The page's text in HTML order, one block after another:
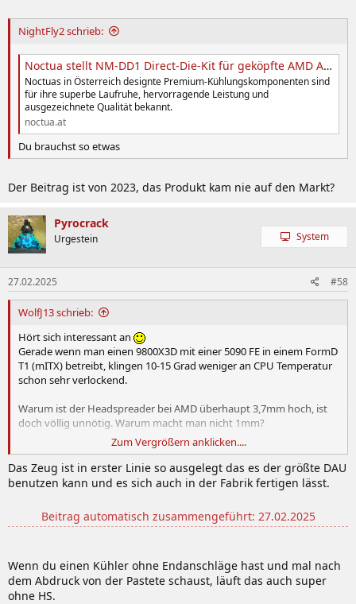
NightFly2 schrieb:
Noctua stellt NM-DD1 Direct-Die-Kit für geköpfte AMD AM5 Prozessoren vor
Noctuas in Österreich designte Premium-Kühlungskomponenten sind
für ihre superbe Laufruhe, hervorragende Leistung und
ausgezeichnete Qualität bekannt.
noctua.at
Du brauchst so etwas
Der Beitrag ist von 2023, das Produkt kam nie auf den Markt?
Pyrocrack
Urgestein System
27.02.2025 #58
WolfJ13 schrieb:
Hört sich interessant an
Gerade wenn man einen 9800X3D mit einer 5090 FE in einem FormD
T1 (mITX) betreibt, klingen 10-15 Grad weniger an CPU Temperatur
schon sehr verlockend.
Warum ist der Headspreader bei AMD überhaupt 3,7mm hoch, ist
doch völlig unnötig. Warum macht man nicht 1mm?
Der Beitrag ist von 2023, das Produkt kam nie auf den Markt?
Zum Vergrößern anklicken....
Das Zeug ist in erster Linie so ausgelegt das es der größte DAU
benutzen kann und es sich auch in der Fabrik fertigen lässt.
Beitrag automatisch zusammengeführt: 27.02.2025
Wenn du einen Kühler ohne Endanschläge hast und mal nach
dem Abdruck von der Pastete schaust, läuft das auch super
ohne HS.